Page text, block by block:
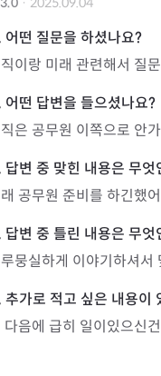
이랑 미래 관련해서 질
은 공무원 이쪽으로 안
공무원 준비를 하긴했
뭉실하게 이야기하셔서
다음에 급히 일이있으신